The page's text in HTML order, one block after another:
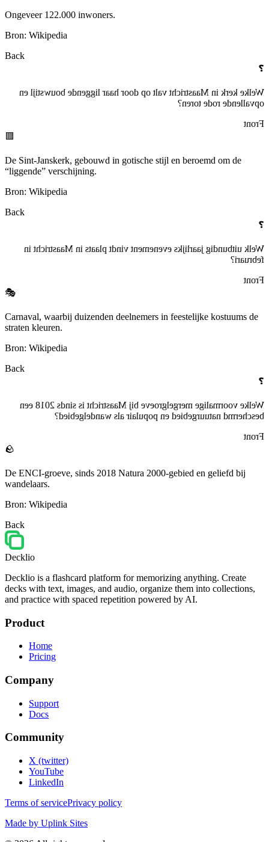
Ongeveer 122.000 inwoners.
Bron: Wikipedia
Back
❓
Welke kerk in Maastricht valt op door haar liggende bouwstijl en
opvallende rode toren?
Front
🟥
De Sint-Janskerk, gebouwd in gotische stijl en beroemd om de
“liggende” verschijning.
Bron: Wikipedia
Back
❓
Welk uitbundig jaarlijks evenement vindt plaats in Maastricht in
februari?
Front
🎭
Carnaval, waarbij duizenden deelnemers in feestelijke kostuums de
straten kleuren.
Bron: Wikipedia
Back
❓
Welke voormalige mergelgroeve bij Maastricht is sinds 2018 een
beschermd natuurgebied en populair als wandelgebied?
Front
🪨
De ENCI-groeve, sinds 2018 Natura 2000-gebied en geliefd bij
wandelaars.
Bron: Wikipedia
Back
Decklio
Decklio is a flashcard platform for memorizing anything. Create
decks with text, images, and audio, organize them into collections,
and practice with spaced repetition powered by AI.
Product
Home
Pricing
Company
Support
Docs
Community
X (twitter)
YouTube
LinkedIn
Terms of servicePrivacy policy
Made by Uplink Sites